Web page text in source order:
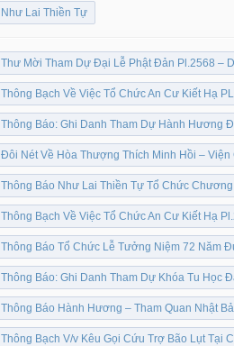
Như Lai Thiền Tự
Thư Mời Tham Dự Đại Lễ Phật Đản Pl.2568 –
Thông Bạch Về Việc Tổ Chức An Cư Kiết Hạ
Thông Báo: Ghi Danh Tham Dự Hành Hương
Đôi Nét Về Hòa Thượng Thích Minh Hồi –
Thông Báo Như Lai Thiền Tự Tổ Chức
Thông Bạch Về Việc Tổ Chức An Cư Kiết Hạ
Thông Báo Tổ Chức Lễ Tưởng Niệm 72 Năm
Thông Báo: Ghi Danh Tham Dự Khóa Tu Học
Thông Báo Hành Hương – Tham Quan Nhật
Thông Bạch V/v Kêu Gọi Cứu Trợ Bão Lụt Tại